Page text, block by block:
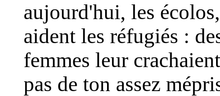
aujourd'hui, les
aident les réfugiés :
femmes leur
pas de ton assez